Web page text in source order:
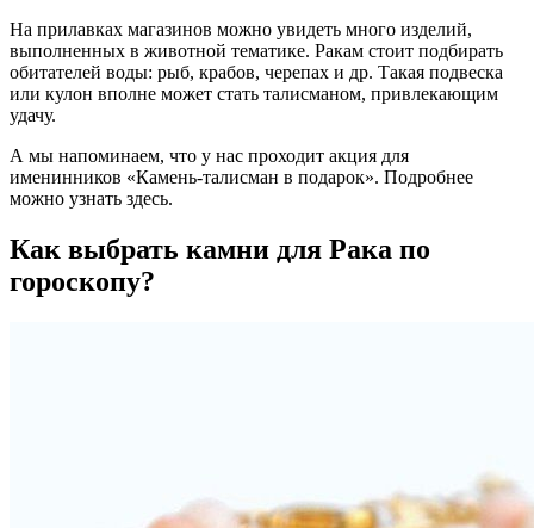
На прилавках магазинов можно увидеть много изделий,
выполненных в животной тематике. Ракам стоит подбирать
обитателей воды: рыб, крабов, черепах и др. Такая подвеска
или кулон вполне может стать талисманом, привлекающим
удачу.
А мы напоминаем, что у нас проходит акция для
именинников «Камень-талисман в подарок». Подробнее
можно узнать здесь.
Как выбрать камни для Рака по
гороскопу?